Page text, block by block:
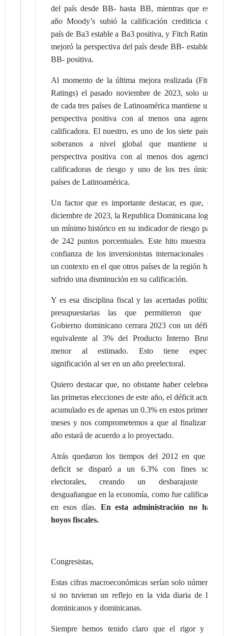
del país desde BB- hasta BB, mientras que este
año Moody’s subió la calificación crediticia del
país de Ba3 estable a Ba3 positiva, y Fitch Ratings
mejoró la perspectiva del país desde BB- estable a
BB- positiva.
Al momento de la última mejora realizada (Fitch
Ratings) el pasado noviembre de 2023, solo uno
de cada tres países de Latinoamérica mantiene una
perspectiva positiva con al menos una agencia
calificadora. El nuestro, es uno de los siete paises
soberanos a nivel global que mantiene una
perspectiva positiva con al menos dos agencias
calificadoras de riesgo y uno de los tres únicos
países de Latinoamérica.
Un factor que es importante destacar, es que, en
diciembre de 2023, la Republica Dominicana logró
un mínimo histórico en su indicador de riesgo país
de 242 puntos porcentuales. Este hito muestra la
confianza de los inversionistas internacionales en
un contexto en el que otros países de la región han
sufrido una disminución en su calificación.
Y es esa disciplina fiscal y las acertadas políticas
presupuestarias las que permitieron que el
Gobierno dominicano cerrara 2023 con un déficit
equivalente al 3% del Producto Interno Bruto,
menor al estimado. Esto tiene especial
significación al ser en un año preelectoral.
Quiero destacar que, no obstante haber celebrado
las primeras elecciones de este año, el déficit actual
acumulado es de apenas un 0.3% en estos primeros
meses y nos comprometemos a que al finalizar el
año estará de acuerdo a lo proyectado.
Atrás quedaron los tiempos del 2012 en que el
deficit se disparó a un 6.3% con fines solo
electorales, creando un desbarajuste o
desguañangue en la economía, como fue calificado
en esos días. En esta administración no hay
hoyos fiscales.
Congresistas,
Estas cifras macroeconómicas serían solo números
si no tuvieran un reflejo en la vida diaria de los
dominicanos y dominicanas.
Siempre hemos tenido claro que el rigor y el